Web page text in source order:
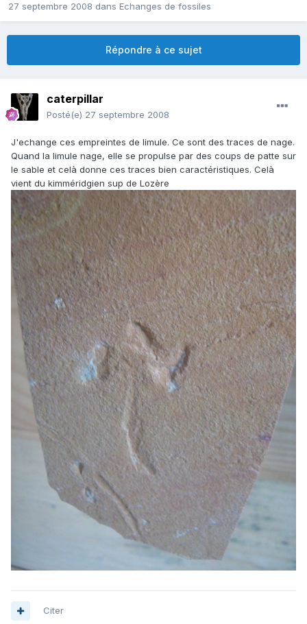
27 septembre 2008 dans Echanges de fossiles
Répondre à ce sujet
caterpillar
Posté(e) 27 septembre 2008
J'echange ces empreintes de limule. Ce sont des traces de nage.
Quand la limule nage, elle se propulse par des coups de patte sur
le sable et celà donne ces traces bien caractéristiques. Celà
vient du kimméridgien sup de Lozère
Citer